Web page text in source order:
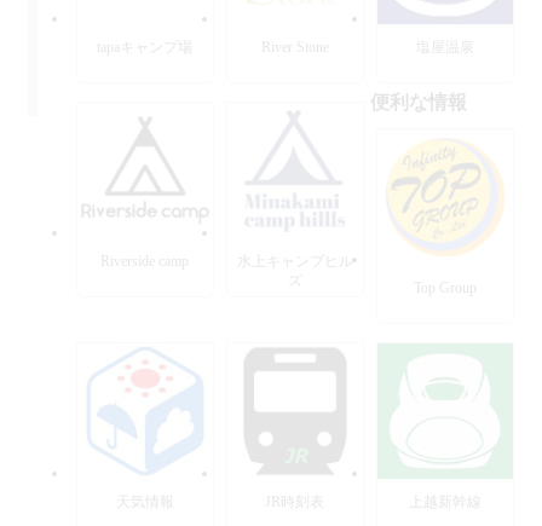
tapaキャンプ場 River Stone 塩屋温泉
Riverside camp
水上キャンプヒル
便利な情報
Top Group
天気情報 JR時刻表